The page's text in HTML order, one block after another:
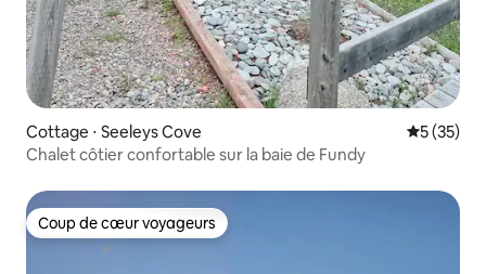
Cottage ⋅ Seeleys Cove
5 (35)
Chalet côtier confortable sur la baie de Fundy
Coup de cœur voyageurs
Coup de cœur voyageurs